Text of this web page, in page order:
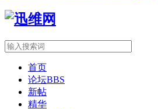
首页
论坛BBS
新帖
精华